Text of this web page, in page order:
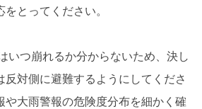
とってください。
いつ崩れるか分からないため、決し
反対側に避難するようにしてくださ
や大雨警報の危険度分布を細かく確